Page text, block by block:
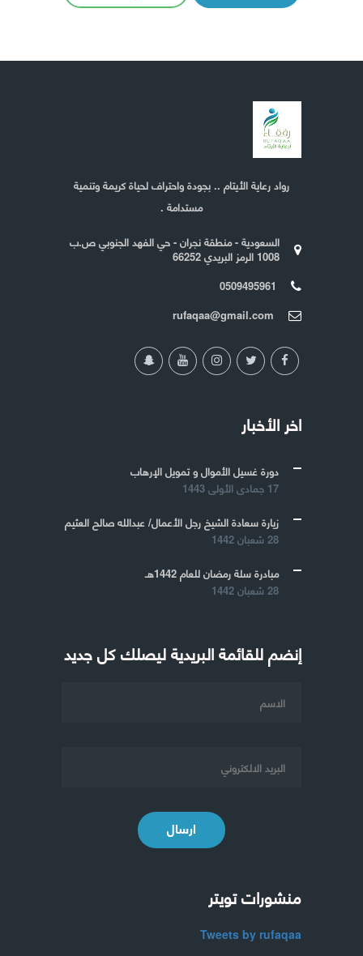
رواد رعاية الأيتام .. بجودة واحتراف لحياة كريمة وتنمية
مستدامة .
السعودية - منطقة نجران - حي الفهد الجنوبي ص.ب
1008 الرمز البريدي 66252
0509495961
rufaqaa@gmail.com
اخر الأخبار
دورة غسيل الأموال و تمويل الإرهاب
17 جمادى الأولى 1443
زيارة سعادة الشيخ رجل الأعمال/ عبدالله صالح العثيم
28 شعبان 1442
مبادرة سلة رمضان للعام 1442هـ
28 شعبان 1442
إنضم للقائمة البريدية ليصلك كل جديد
ارسال
منشورات تويتر
Tweets by rufaqaa